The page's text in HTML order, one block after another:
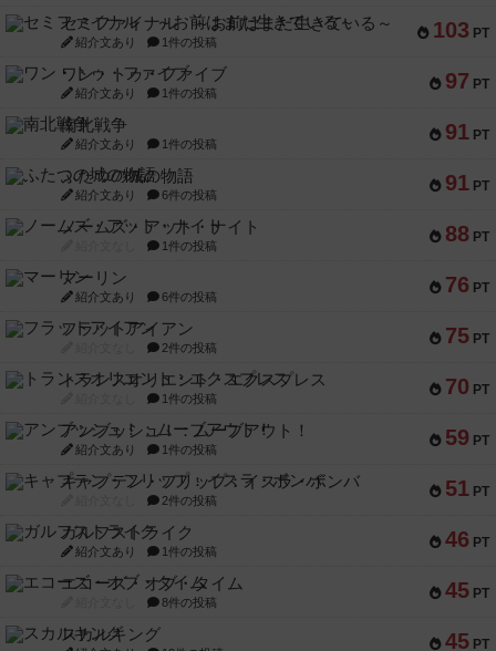
103 PT
セミファイナル ～お前はまだ生きている～
紹介文あり 1件の投稿
97 PT
ワン・トゥ・ファイブ
紹介文あり 1件の投稿
91 PT
南北戦争
紹介文あり 1件の投稿
91 PT
ふたつの城の物語
紹介文あり 6件の投稿
88 PT
ノームズ・アット・ナイト
1件の投稿
76 PT
マーリン
紹介文あり 6件の投稿
75 PT
フラットアイアン
2件の投稿
70 PT
トランスオリエント・エクスプレス
1件の投稿
59 PT
アンブッシュ！：ムーブアウト！
紹介文あり 1件の投稿
51 PT
キャプテン・フリップ：イスラ・ボンバ
2件の投稿
46 PT
ガルフストライク
紹介文あり 1件の投稿
45 PT
エコーズ・オブ・タイム
8件の投稿
45 PT
スカルキング